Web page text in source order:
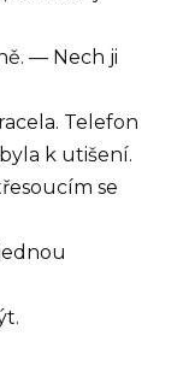
— Nech ji
Telefon
k utišení.
se